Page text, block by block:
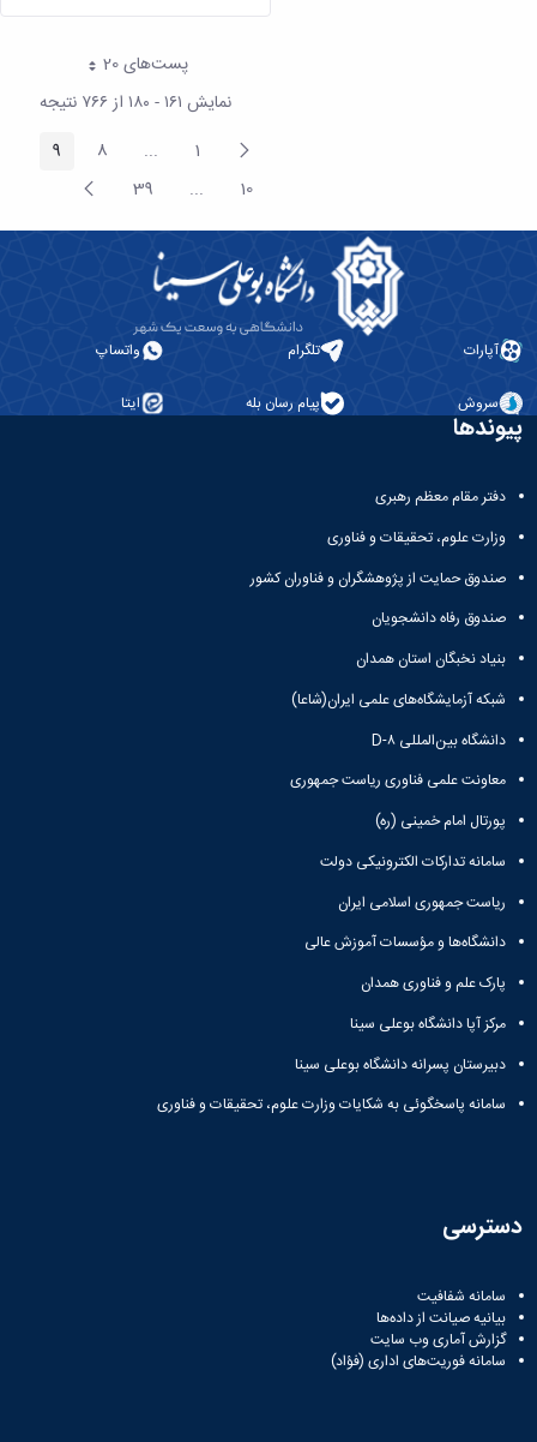
پست‌‌های 20هر صفحه
نمایش ۱۶۱ - ۱۸۰ از ۷۶۶ نتیجه
پیغام
قبلی صفحه1
...
Pagesصفحه8 صفحه9
صفحه10
...
Intermediate Pages
صفحه39 صفحه
بعد
آپارات تلگرام واتساپ
سروش پیام رسان بله ایتا
پیوندها
دفتر مقام معظم رهبری
وزارت علوم، تحقیقات و فناوری
صندوق حمایت از پژوهشگران و فناوران کشور
صندوق رفاه دانشجویان
بنیاد نخبگان استان همدان
شبکه آزمایشگاه‌های علمی ایران(شاعا)
دانشگاه بین‌المللی D-۸
معاونت علمی فناوری ریاست جمهوری
پورتال امام خمینی (ره)
سامانه تدارکات الکترونیکی دولت
ریاست جمهوری اسلامی ایران
دانشگاه‌ها و مؤسسات آموزش عالی
پارک علم و فناوری همدان
مرکز آپا دانشگاه بوعلی سینا
دبیرستان پسرانه دانشگاه بوعلی سینا
سامانه پاسخگوئی به شکایات وزارت علوم، تحقیقات و فناوری
دسترسی
سامانه شفافیت
بیانیه صیانت از داده‌ها
گزارش آماری وب‌ سایت
سامانه فوریت‌های اداری (فؤاد)